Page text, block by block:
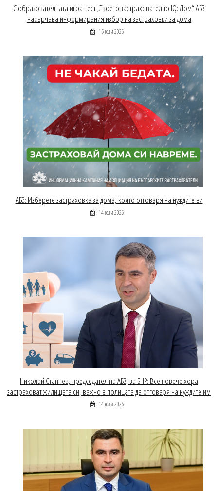
С образователната игра-тест „Твоето застрахователно IQ: Дом“ АБЗ
насърчава информирания избор на застраховки за дома
15 юли 2026
АБЗ: Изберете застраховка за дома, която отговаря на нуждите ви
14 юли 2026
Николай Станчев, председател на АБЗ, за БНР: Все повече хора
застраховат жилищата си, важно е полицата да отговаря на нуждите им
14 юли 2026